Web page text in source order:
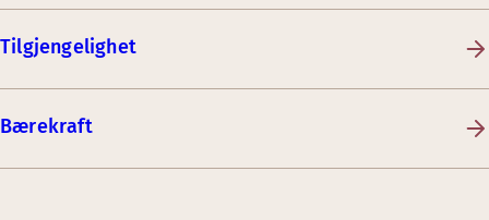
Tilgjengelighet
Bærekraft